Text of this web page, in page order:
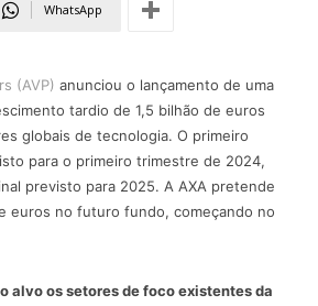
WhatsApp
(AVP) anunciou o lançamento de uma
tardio de 1,5 bilhão de euros
globais de tecnologia. O primeiro
para o primeiro trimestre de 2024,
previsto para 2025. A AXA pretende
euros no futuro fundo, começando no
alvo os setores de foco existentes da